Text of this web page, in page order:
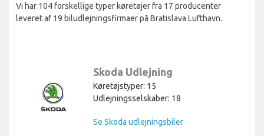
Vi har 104 forskellige typer køretøjer fra 17 producenter
leveret af 19 biludlejningsfirmaer på Bratislava Lufthavn.
Skoda Udlejning
Køretøjstyper: 15
Udlejningsselskaber: 18
Se Skoda udlejningsbiler